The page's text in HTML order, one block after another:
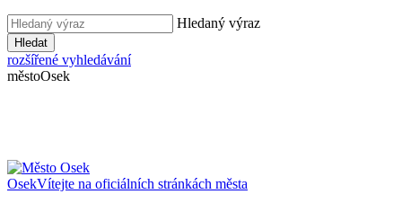
Hledaný výraz
Hledat
rozšířené vyhledávání
městoOsek
OsekVítejte na oficiálních stránkách města